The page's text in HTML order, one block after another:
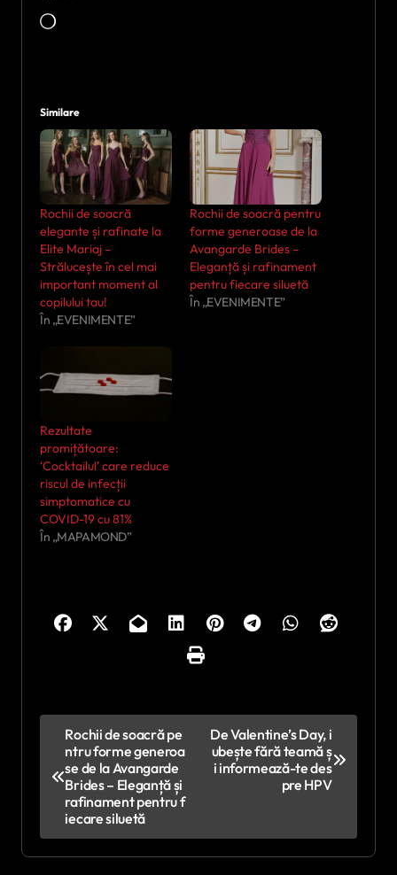
Încarc...
Similare
Rochii de soacră
elegante și rafinate la
Elite Mariaj –
Strălucește în cel mai
important moment al
copilului tau!
În „EVENIMENTE”
Rochii de soacră pentru
forme generoase de la
Avangarde Brides –
Eleganță și rafinament
pentru fiecare siluetă
În „EVENIMENTE”
Rezultate
promițătoare:
‘Cocktailul’ care reduce
riscul de infecții
simptomatice cu
COVID-19 cu 81%
În „MAPAMOND”
g
Rochii de soacră pe
ntru forme generoa
se de la Avangarde
Brides – Eleganță și
rafinament pentru f
iecare siluetă
De Valentine’s Day, i
ubește fără teamă ș
i informează-te des
pre HPV